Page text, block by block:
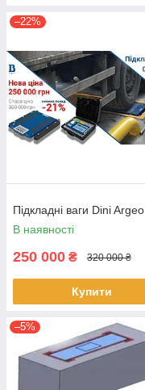
–22%
Підкладні ваги Dini Argeo
В наявності
250 000 ₴ 320 000 ₴
Купити
–5%